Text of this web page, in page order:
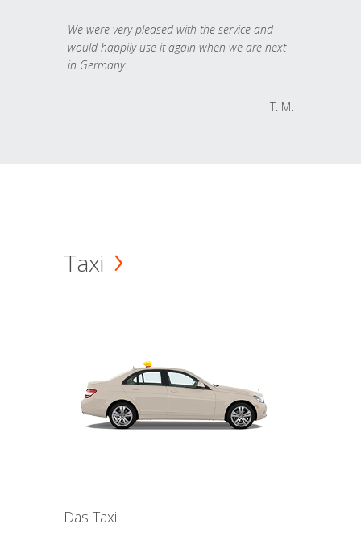
We were very pleased with the service and
would happily use it again when we are next
in Germany.
T. M.
Taxi
Das Taxi